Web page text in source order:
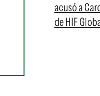
acusó a
de HIF